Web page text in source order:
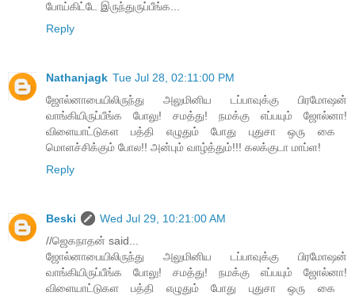
போய்கிட்டே இருந்துருப்பீங்க...
Reply
Nathanjagk Tue Jul 28, 02:11:00 PM
ஜோல்னாபையிலிருந்து அலுமினிய டப்பாவுக்கு பிரமோஷன்
வாங்கியிருப்பீங்க போலு! சமத்து! நமக்கு எப்பயும் ஜோல்னா!
விளையாட்டுகள பத்தி எழுதும் போது புதுசா ஒரு ​கை ​
மொளச்சிக்கும் ​போல!! அன்பும் வாழ்த்தும்!!! கலக்குடா மாப்ள!
Reply
Beski
Wed Jul 29, 10:21:00 AM
//ஜெகநாதன் said...
ஜோல்னாபையிலிருந்து அலுமினிய டப்பாவுக்கு பிரமோஷன்
வாங்கியிருப்பீங்க போலு! சமத்து! நமக்கு எப்பயும் ஜோல்னா!
விளையாட்டுகள பத்தி எழுதும் போது புதுசா ஒரு ​கை ​